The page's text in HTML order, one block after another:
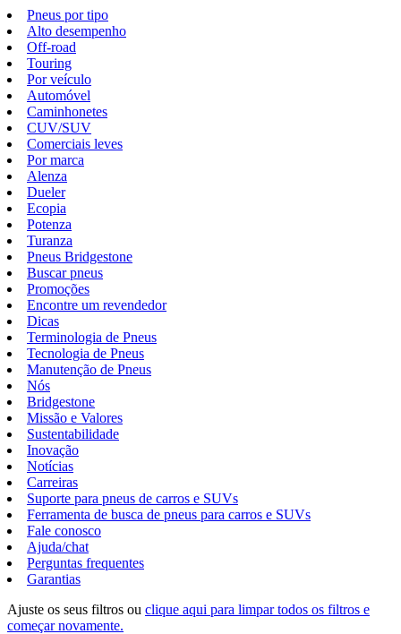
Pneus por tipo
Alto desempenho
Off-road
Touring
Por veículo
Automóvel
Caminhonetes
CUV/SUV
Comerciais leves
Por marca
Alenza
Dueler
Ecopia
Potenza
Turanza
Pneus Bridgestone
Buscar pneus
Promoções
Encontre um revendedor
Dicas
Terminologia de Pneus
Tecnologia de Pneus
Manutenção de Pneus
Nós
Bridgestone
Missão e Valores
Sustentabilidade
Inovação
Notícias
Carreiras
Suporte para pneus de carros e SUVs
Ferramenta de busca de pneus para carros e SUVs
Fale conosco
Ajuda/chat
Perguntas frequentes
Garantias
Ajuste os seus filtros ou clique aqui para limpar todos os filtros e
começar novamente.